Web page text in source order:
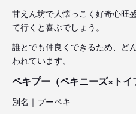
甘えん坊で人懐っこく好奇心旺
て行くと喜ぶでしょう。
誰とでも仲良くできるため、ど
われています。
ペキプー（ペキニーズ×トイ
別名｜プーペキ